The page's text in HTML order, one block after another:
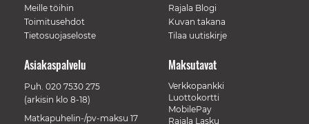
Meille töihin
Toimitusehdot
Tietosuojaseloste
Rajala Blogi
Kuvan takana
Tilaa uutiskirje
Maksutavat
Verkkopankki
Luottokortti
MobilePay
Rajala Lasku
Asiakaspalvelu
Puh. 020 7530 275
(arkisin klo 8-18)
Matkapuhelin-/pv-maksu 17